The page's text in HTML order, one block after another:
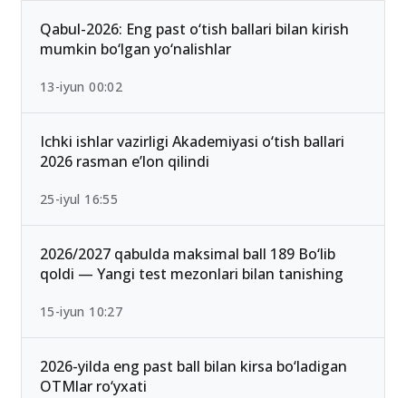
Qabul-2026: Eng past o‘tish ballari bilan kirish
mumkin bo‘lgan yo‘nalishlar
13-iyun 00:02
Ichki ishlar vazirligi Akademiyasi o‘tish ballari
2026 rasman e’lon qilindi
25-iyul 16:55
2026/2027 qabulda maksimal ball 189 Bo‘lib
qoldi — Yangi test mezonlari bilan tanishing
15-iyun 10:27
2026-yilda eng past ball bilan kirsa bo‘ladigan
OTMlar ro‘yxati